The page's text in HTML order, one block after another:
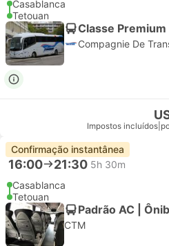
Casablanca
Tetouan
Classe
Compagnie De
Impostos incluídos
Confirmação instantânea
16:00 21:30 5h 30m
Casablanca
Tetouan
Padrão AC |
CTM